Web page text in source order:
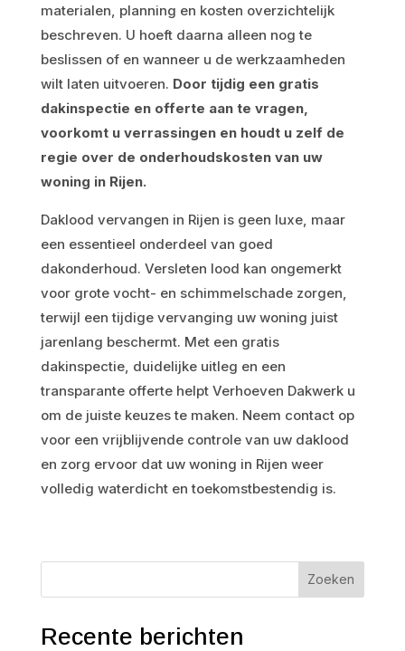
materialen, planning en kosten overzichtelijk
beschreven. U hoeft daarna alleen nog te
beslissen of en wanneer u de werkzaamheden
wilt laten uitvoeren. Door tijdig een gratis
dakinspectie en offerte aan te vragen,
voorkomt u verrassingen en houdt u zelf de
regie over de onderhoudskosten van uw
woning in Rijen.
Daklood vervangen in Rijen is geen luxe, maar
een essentieel onderdeel van goed
dakonderhoud. Versleten lood kan ongemerkt
voor grote vocht- en schimmelschade zorgen,
terwijl een tijdige vervanging uw woning juist
jarenlang beschermt. Met een gratis
dakinspectie, duidelijke uitleg en een
transparante offerte helpt Verhoeven Dakwerk u
om de juiste keuzes te maken. Neem contact op
voor een vrijblijvende controle van uw daklood
en zorg ervoor dat uw woning in Rijen weer
volledig waterdicht en toekomstbestendig is.
Zoeken
Recente berichten